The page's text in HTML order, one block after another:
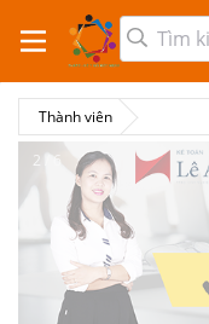
Thành viên
2 / 6